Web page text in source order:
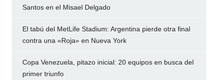
Santos en el Misael Delgado
El tabú del MetLife Stadium: Argentina pierde otra final
contra una «Roja» en Nueva York
Copa Venezuela, pitazo inicial: 20 equipos en busca del
primer triunfo